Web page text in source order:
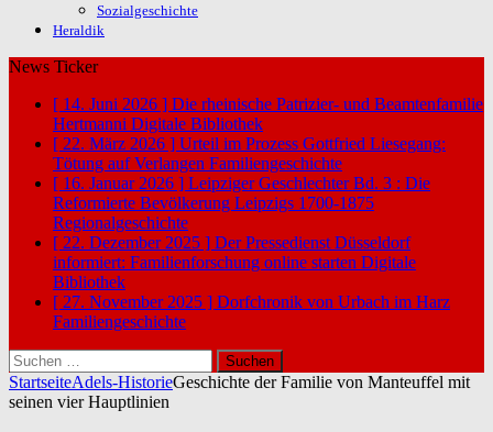
Sozialgeschichte
Heraldik
News Ticker
[ 14. Juni 2026 ] Die rheinische Patrizier- und Beamtenfamilie
Hertmanni Digitale Bibliothek
[ 22. März 2026 ] Urteil im Prozess Gottfried Liesegang:
Tötung auf Verlangen Familiengeschichte
[ 16. Januar 2026 ] Leipziger Geschlechter Bd. 3 : Die
Reformierte Bevölkerung Leipzigs 1700-1875
Regionalgeschichte
[ 22. Dezember 2025 ] Der Pressedienst Düsseldorf
informiert: Familienforschung online starten Digitale
Bibliothek
[ 27. November 2025 ] Dorfchronik von Urbach im Harz
Familiengeschichte
Suchen
nach:
StartseiteAdels-HistorieGeschichte der Familie von Manteuffel mit
seinen vier Hauptlinien